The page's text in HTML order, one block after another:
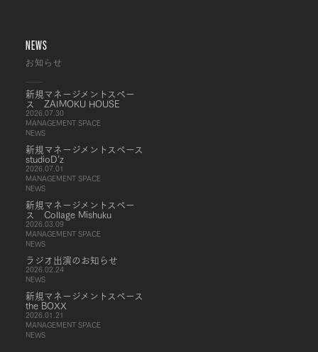
NEWS
お知らせ
新規マネージメントスペー
ス ZAIMOKU HOUSE
2026.07.30
MANAGEMENT SPACE
NEWS
新規マネージメントスペース
studioD’z
2026.07.01
MANAGEMENT SPACE
NEWS
新規マネージメントスペー
ス Collage Mishuku
2026.03.09
MANAGEMENT SPACE
NEWS
ラジオ出演のお知らせ
2026.02.24
NEWS
新規マネージメントスペース
the BOXX
2026.01.21
MANAGEMENT SPACE
NEWS